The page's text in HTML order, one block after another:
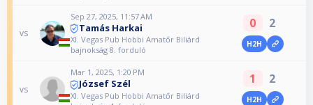
vs
Sep 27, 2025, 11:57 AM
Tamás Harkai
XI. Vegas Pub Hobbi Amatőr Biliárd
bajnokság 8. forduló
0 2
H2H
vs
Mar 1, 2025, 1:20 PM
József Szél
XI. Vegas Pub Hobbi Amatőr Biliárd
1 2
H2H